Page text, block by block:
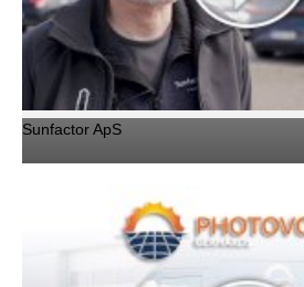
Sunfactor ApS